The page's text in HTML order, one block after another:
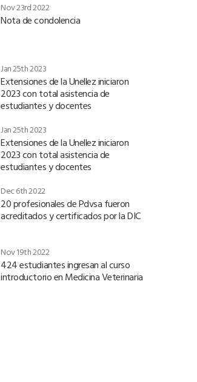
Nov 23rd 2022
Nota de condolencia
Jan 25th 2023
Extensiones de la Unellez iniciaron
2023 con total asistencia de
estudiantes y docentes
Jan 25th 2023
Extensiones de la Unellez iniciaron
2023 con total asistencia de
estudiantes y docentes
Dec 6th 2022
20 profesionales de Pdvsa fueron
acreditados y certificados por la DIC
Nov 19th 2022
424 estudiantes ingresan al curso
introductorio en Medicina Veterinaria